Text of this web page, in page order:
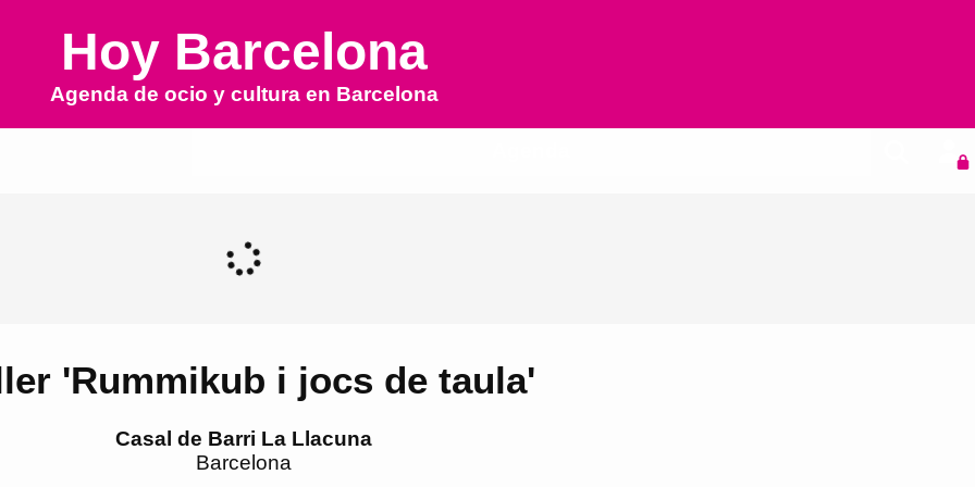
Hoy Barcelona
Agenda de ocio y cultura en Barcelona
'Rummikub i jocs de taula'
Casal de Barri La Llacuna
Barcelona